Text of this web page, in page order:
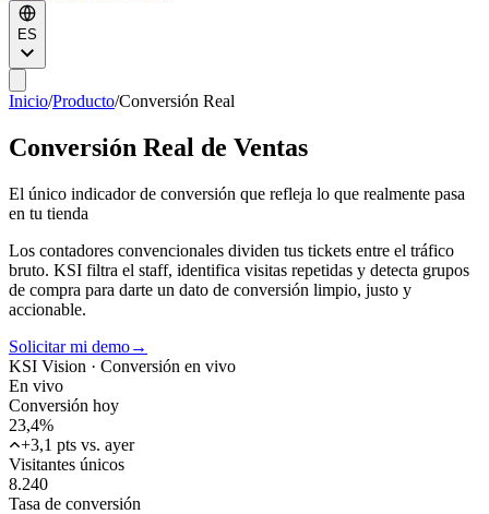
ES
Inicio/Producto/Conversión Real
Conversión Real de Ventas
El único indicador de conversión que refleja lo que realmente pasa
en tu tienda
Los contadores convencionales dividen tus tickets entre el tráfico
bruto. KSI filtra el staff, identifica visitas repetidas y detecta grupos
de compra para darte un dato de conversión limpio, justo y
accionable.
Solicitar mi demo→
KSI Vision · Conversión en vivo
En vivo
Conversión hoy
23,4%
+3,1 pts vs. ayer
Visitantes únicos
8.240
Tasa de conversión